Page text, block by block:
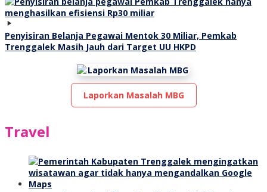
Penyisiran Belanja Pegawai Mentok 30 Miliar, Pemkab
Trenggalek Masih Jauh dari Target UU HKPD
Laporkan Masalah MBG
Travel